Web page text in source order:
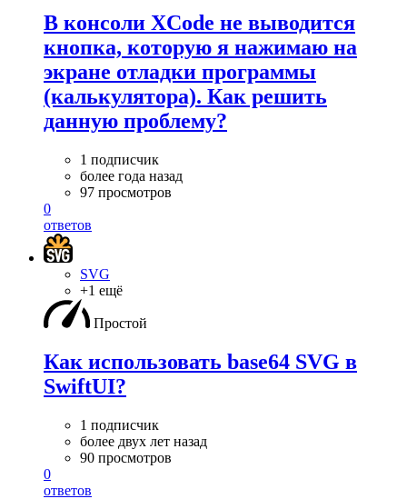
В консоли XCode не выводится
кнопка, которую я нажимаю на
экране отладки программы
(калькулятора). Как решить
данную проблему?
1 подписчик
более года назад
97 просмотров
0
ответов
SVG
+1 ещё
Простой
Как использовать base64 SVG в
SwiftUI?
1 подписчик
более двух лет назад
90 просмотров
0
ответов